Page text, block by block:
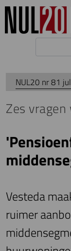
Overslaan en naar de
NUL20 nr 81
Zes
Vesteda
ruimer